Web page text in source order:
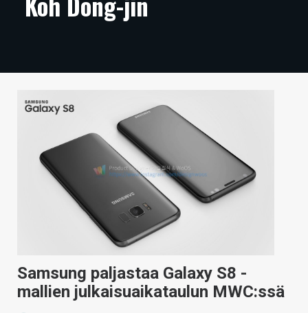
ARTIKKELIT
TECHBBS
TIETOA
KAUPPA
VAIHDA TEEMA
Samsung paljastaa Galaxy S8 -
mallien julkaisuaikataulun MWC:ssä